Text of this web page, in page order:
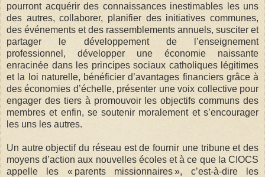
pourront acquérir des connaissances inestimables les uns
des autres, collaborer, planifier des initiatives communes,
des événements et des rassemblements annuels, susciter et
partager le développement de l’enseignement
professionnel, développer une économie naissante
enracinée dans les principes sociaux catholiques légitimes
et la loi naturelle, bénéficier d’avantages financiers grâce à
des économies d’échelle, présenter une voix collective pour
engager des tiers à promouvoir les objectifs communs des
membres et enfin, se soutenir moralement et s’encourager
les uns les autres.
Un autre objectif du réseau est de fournir une tribune et des
moyens d’action aux nouvelles écoles et à ce que la CIOCS
appelle les « parents missionnaires », c’est-à-dire les